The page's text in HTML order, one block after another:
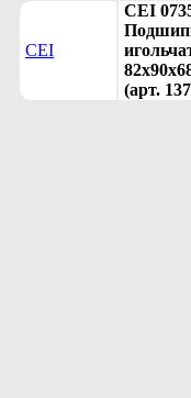
CEI
CEI
(арт.